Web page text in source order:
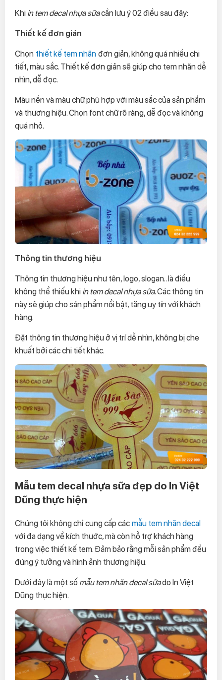
Khi in tem decal nhựa sữacần lưu ý 02 điều sau đây:
Thiết kế đơn giản
Chọn thiết kế tem nhãn đơn giản, không quá nhiều chi
tiết, màu sắc. Thiết kế đơn giản sẽ giúp cho tem nhãn dễ
nhìn, dễ đọc.
Màu nền và màu chữ phù hợp với màu sắc của sản phẩm
và thương hiệu. Chọn font chữ rõ ràng, dễ đọc và không
quá nhỏ.
Thông tin thương hiệu
Thông tin thương hiệu như tên, logo, slogan.. là điều
không thể thiếu khi in tem decal nhựa sữa. Các thông tin
này sẽ giúp cho sản phẩm nổi bật, tăng uy tín với khách
hàng.
Đặt thông tin thương hiệu ở vị trí dễ nhìn, không bị che
khuất bởi các chi tiết khác.
Mẫu tem decal nhựa sữa đẹp do In Việt
Dũng thực hiện
Chúng tôi không chỉ cung cấp các mẫu tem nhãn decal
với đa dạng về kích thước, mà còn hỗ trợ khách hàng
trong việc thiết kế tem. Đảm bảo rằng mỗi sản phẩm đều
đúng ý tưởng và hình ảnh thương hiệu.
Dưới đây là một số mẫu tem nhãn decal sữado In Việt
Dũng thực hiện.